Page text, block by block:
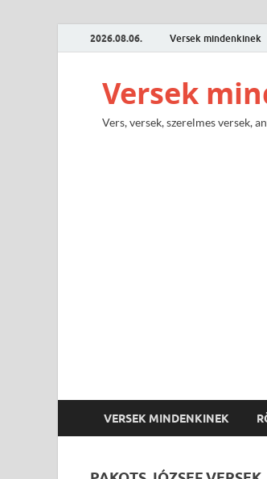
2026.08.06. Versek mindenkinek
Versek
Vers, versek, szerelmes versek,
VERSEK MINDENKINEK